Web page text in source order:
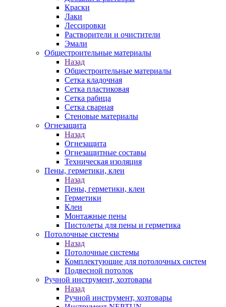
Краски
Лаки
Лессировки
Растворители и очистители
Эмали
Общестроительные материалы
Назад
Общестроительные материалы
Сетка кладочная
Сетка пластиковая
Сетка рабица
Сетка сварная
Стеновые материалы
Огнезащита
Назад
Огнезащита
Огнезащитные составы
Техническая изоляция
Пены, герметики, клеи
Назад
Пены, герметики, клеи
Герметики
Клеи
Монтажные пены
Пистолеты для пены и герметика
Потолочные системы
Назад
Потолочные системы
Комплектующие для потолочных систем
Подвесной потолок
Ручной инструмент, хозтовары
Назад
Ручной инструмент, хозтовары